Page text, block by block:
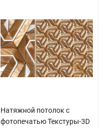
Натяжной потолок с
фотопечатью Текстуры-3D